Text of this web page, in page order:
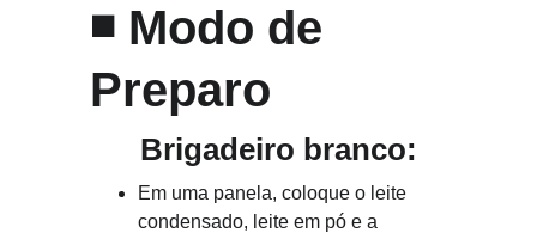
◾ Modo de
Preparo
      Brigadeiro branco:
Em uma panela, coloque o leite
condensado, leite em pó e a